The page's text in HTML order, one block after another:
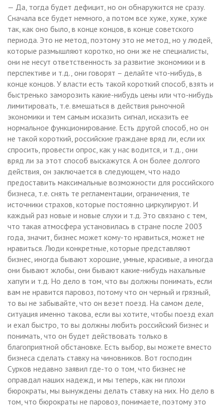
— Да, тогда будет дефицит, но он обнаружится не сразу.
Сначала все будет немного, а потом все хуже, хуже, хуже
так, как оно было, в конце концов, в конце советского
периода. Это не метод, поэтому это не метод, но у людей,
которые размышляют коротко, но они же не специалисты,
они не несут ответственность за развитие экономики и в
перспективе и т.д., они говорят – делайте что-нибудь, в
конце концов. У власти есть такой короткий способ, взять и
быстренько заморозить какие-нибудь цены или что-нибудь
лимитировать, т.е. вмешаться в действия рыночной
экономики и тем самым исказить сигнал, исказить ее
нормальное функционирование. Есть другой способ, но он
не такой короткий, российские граждане вряд ли, если их
спросить, провести опрос, как у нас водится, и т.д., они
вряд ли за этот способ выскажутся. А он более долгого
действия, он заключается в следующем, что надо
предоставить максимальные возможности для российского
бизнеса, т.е. снять те регламентации, ограничения, те
источники страхов, которые постоянно циркулируют. И
каждый раз новые и новые слухи и т.д. Это связано с тем,
что такая атмосфера установилась в стране после 2003
года, значит, бизнес может кому-то нравиться, может не
нравиться. Люди конкретные, которые представляют
бизнес, иногда бывают хорошие, умные, красивые, а иногда
они бывают жлобы, они бывают какие-нибудь нахальные
хапуги и т.д. Но дело в том, что вы должны понимать, если
вам не нравится паровоз, потому что он черный и грязный,
то вы не забывайте, что он везет поезд. На самом деле,
ситуация именно такова, если вы хотите, чтобы поезд ехал
и ехал быстро, то вы должны любить российский бизнес и
понимать, что он будет действовать только в
благоприятной обстановке. Есть выбор, вы можете вместо
бизнеса сделать ставку на чиновников. Вот господин
Сурков недавно заявил где-то о том, что бизнес не
оправдал наших надежд, и мы теперь, как ни плохи
бюрократы, мы вынуждены делать ставку на них. Но дело в
том, что бюрократы не паровоз, понимаете, поэтому это